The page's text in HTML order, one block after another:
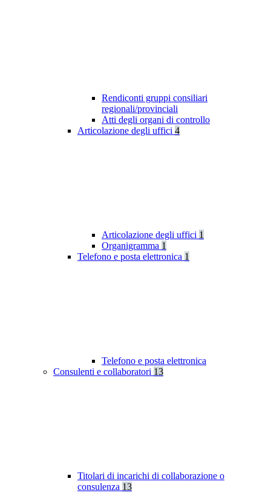
Rendiconti gruppi consiliari
regionali/provinciali
Atti degli organi di controllo
Articolazione degli uffici 4
Articolazione degli uffici 1
Organigramma 1
Telefono e posta elettronica 1
Telefono e posta elettronica
Consulenti e collaboratori 13
Titolari di incarichi di collaborazione o
consulenza 13